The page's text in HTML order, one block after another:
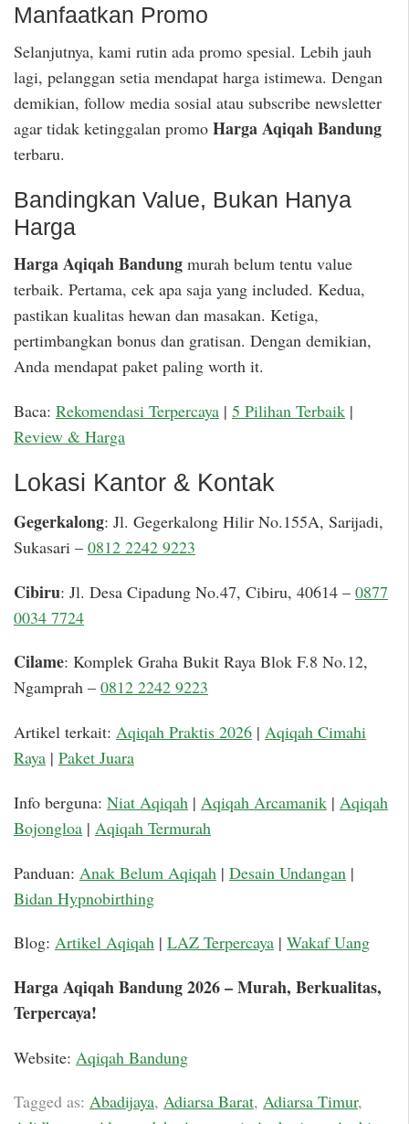
Manfaatkan Promo
Selanjutnya, kami rutin ada promo spesial. Lebih jauh
lagi, pelanggan setia mendapat harga istimewa. Dengan
demikian, follow media sosial atau subscribe newsletter
agar tidak ketinggalan promo Harga Aqiqah Bandung
terbaru.
Bandingkan Value, Bukan Hanya
Harga
Harga Aqiqah Bandung murah belum tentu value
terbaik. Pertama, cek apa saja yang included. Kedua,
pastikan kualitas hewan dan masakan. Ketiga,
pertimbangkan bonus dan gratisan. Dengan demikian,
Anda mendapat paket paling worth it.
Baca: Rekomendasi Terpercaya | 5 Pilihan Terbaik |
Review & Harga
Lokasi Kantor & Kontak
Gegerkalong: Jl. Gegerkalong Hilir No.155A, Sarijadi,
Sukasari – 0812 2242 9223
Cibiru: Jl. Desa Cipadung No.47, Cibiru, 40614 – 0877
0034 7724
Cilame: Komplek Graha Bukit Raya Blok F.8 No.12,
Ngamprah – 0812 2242 9223
Artikel terkait: Aqiqah Praktis 2026 | Aqiqah Cimahi
Raya | Paket Juara
Info berguna: Niat Aqiqah | Aqiqah Arcamanik | Aqiqah
Bojongloa | Aqiqah Termurah
Panduan: Anak Belum Aqiqah | Desain Undangan |
Bidan Hypnobirthing
Blog: Artikel Aqiqah | LAZ Terpercaya | Wakaf Uang
Harga Aqiqah Bandung 2026 – Murah, Berkualitas,
Terpercaya!
Website: Aqiqah Bandung
Tagged as: Abadijaya, Adiarsa Barat, Adiarsa Timur,